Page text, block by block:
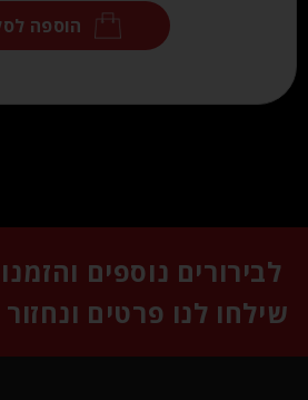
הוספה
לבירורים נוספים
שילחו לנו פרטים